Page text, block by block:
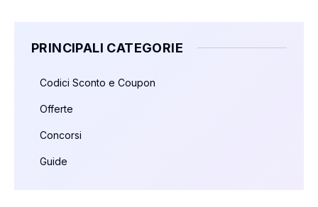
PRINCIPALI CATEGORIE
Codici Sconto e Coupon
Offerte
Concorsi
Guide